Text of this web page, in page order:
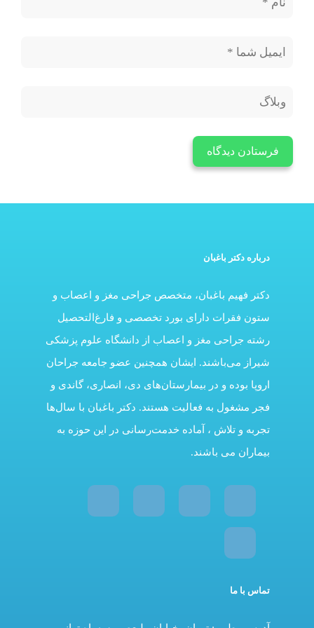
درباره دکتر باغبان
دکتر فهیم باغبان، متخصص جراحی مغز و اعصاب و
ستون فقرات دارای بورد تخصصی و فارغ‌التحصیل
رشته جراحی مغز و اعصاب از دانشگاه علوم پزشکی
شیراز می‌باشند. ایشان همچنین عضو جامعه جراحان
اروپا بوده و در بیمارستان‌های دی، انصاری، گاندی و
فجر مشغول به فعالیت هستند. دکتر باغبان با سال‌ها
تجربه و تلاش ، آماده خدمت‌رسانی در این حوزه به
بیماران می باشند.
تماس با ما